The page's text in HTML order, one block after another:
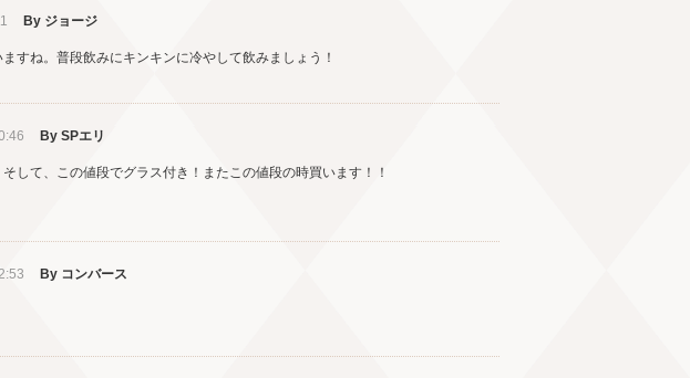
By ジョージ
すね。普段飲みにキンキンに冷やして飲みましょう！
By SPエリ
して、この値段でグラス付き！またこの値段の時買います！！
By コンバース